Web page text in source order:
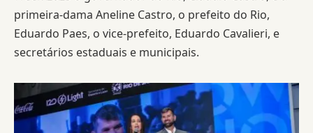
primeira-dama Aneline Castro, o prefeito do Rio,
Eduardo Paes, o vice-prefeito, Eduardo Cavalieri, e
secretários estaduais e municipais.